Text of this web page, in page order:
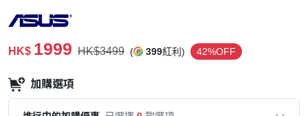
HK$ 1999 HK$3499 ( 399紅利) 42%OFF
加購選項